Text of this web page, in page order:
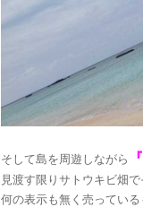
そして島を周遊しながら
見渡す限りサトウキビ畑で
何の表示も無く売っている